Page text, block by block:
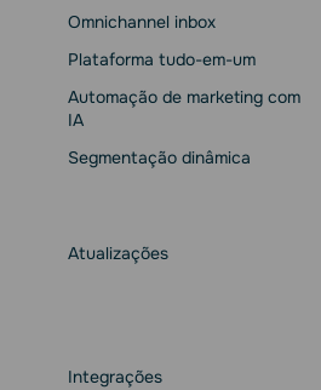
Omnichannel inbox
Plataforma tudo-em-um
Automação de marketing com
IA
Segmentação dinâmica
Atualizações
Integrações